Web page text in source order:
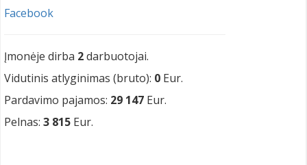
Facebook
Įmonėje dirba 2darbuotojai.
Vidutinis atlyginimas (bruto): 0 Eur.
Pardavimo pajamos: 29 147 Eur.
Pelnas: 3 815 Eur.